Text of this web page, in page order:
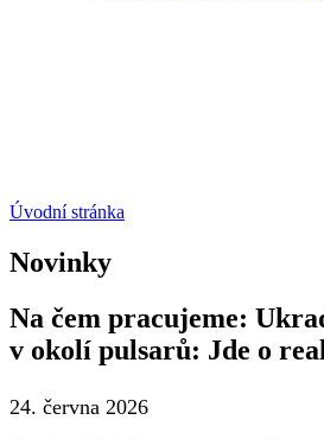
Úvodní stránka
Novinky
Na čem pracujeme:
v okolí pulsarů: Jde o
24. června 2026